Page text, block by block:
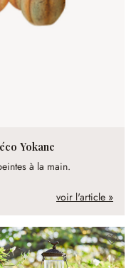
Yokane
à la main.
voir l'article »